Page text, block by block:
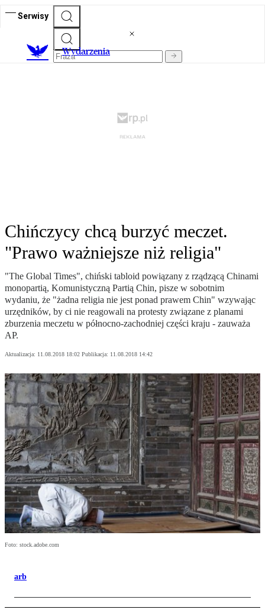
Serwisy
Wydarzenia
Chińczycy chcą burzyć meczet.
"Prawo ważniejsze niż religia"
"The Global Times", chiński tabloid powiązany z rządzącą Chinami
monopartią, Komunistyczną Partią Chin, pisze w sobotnim
wydaniu, że "żadna religia nie jest ponad prawem Chin" wzywając
urzędników, by ci nie reagowali na protesty związane z planami
zburzenia meczetu w północno-zachodniej części kraju - zauważa
AP.
Aktualizacja: 11.08.2018 18:02 Publikacja: 11.08.2018 14:42
Foto: stock.adobe.com
arb